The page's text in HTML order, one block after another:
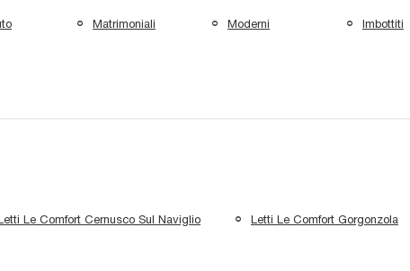
Matrimoniali Moderni Imbottiti
Le Comfort Cernusco Sul Naviglio Letti Le Comfort Gorgonzola